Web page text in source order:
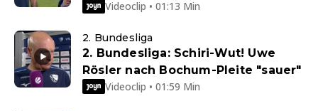
Videoclip • 01:13 Min
2. Bundesliga
2. Bundesliga: Schiri-Wut! Uwe
Rösler nach Bochum-Pleite "sauer"
Videoclip • 01:59 Min